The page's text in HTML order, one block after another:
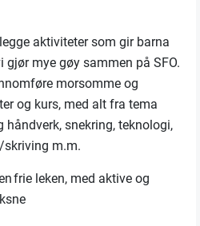
aktiviteter som gir barna
gjør mye gøy sammen på SFO.
morsomme og
og kurs, med altfra tema
håndverk, snekring, teknologi,
m.m.
frie leken, med aktive og